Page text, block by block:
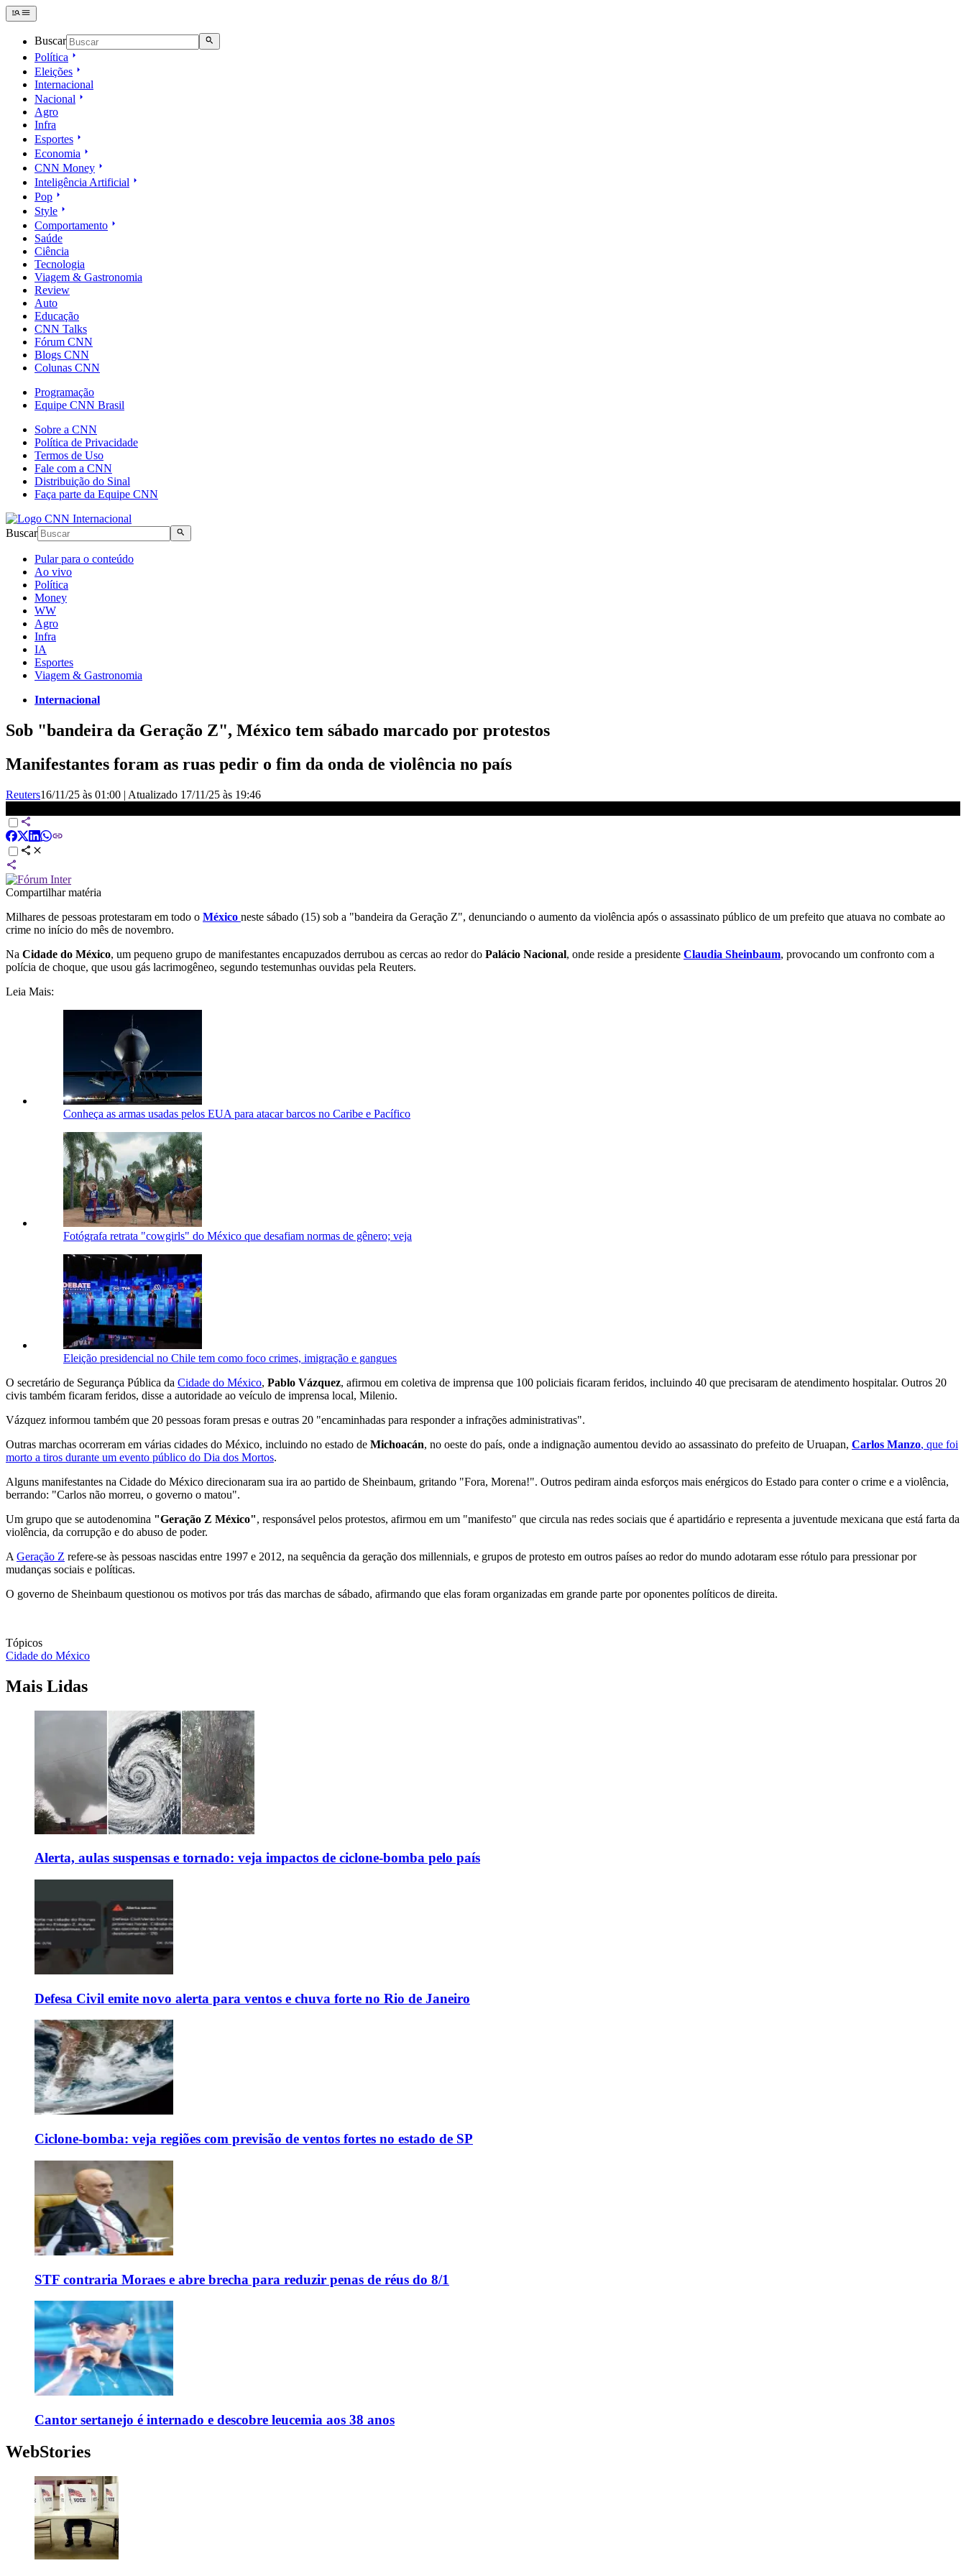
Buscar
Política
Eleições
Internacional
Nacional
Agro
Infra
Esportes
Economia
CNN Money
Inteligência Artificial
Pop
Style
Comportamento
Saúde
Ciência
Tecnologia
Viagem & Gastronomia
Review
Auto
Educação
CNN Talks
Fórum CNN
Blogs CNN
Colunas CNN
Programação
Equipe CNN Brasil
Sobre a CNN
Política de Privacidade
Termos de Uso
Fale com a CNN
Distribuição do Sinal
Faça parte da Equipe CNN
Buscar
Pular para o conteúdo
Ao vivo
Política
Money
WW
Agro
Infra
IA
Esportes
Viagem & Gastronomia
Internacional
Sob "bandeira da Geração Z", México tem sábado marcado por protestos
Manifestantes foram as ruas pedir o fim da onda de violência no país
Reuters16/11/25 às 01:00 | Atualizado 17/11/25 às 19:46
Compartilhar matéria
Milhares de pessoas protestaram em todo o México neste sábado (15) sob a "bandeira da Geração Z", denunciando o aumento da violência após o assassinato público de um prefeito que atuava no combate ao
crime no início do mês de novembro.
Na Cidade do México, um pequeno grupo de manifestantes encapuzados derrubou as cercas ao redor do Palácio Nacional, onde reside a presidente Claudia Sheinbaum, provocando um confronto com a
polícia de choque, que usou gás lacrimogêneo, segundo testemunhas ouvidas pela Reuters.
Leia Mais:
Conheça as armas usadas pelos EUA para atacar barcos no Caribe e Pacífico
Fotógrafa retrata "cowgirls" do México que desafiam normas de gênero; veja
Eleição presidencial no Chile tem como foco crimes, imigração e gangues
O secretário de Segurança Pública da Cidade do México, Pablo Vázquez, afirmou em coletiva de imprensa que 100 policiais ficaram feridos, incluindo 40 que precisaram de atendimento hospitalar. Outros 20
civis também ficaram feridos, disse a autoridade ao veículo de imprensa local, Milenio.
Vázquez informou também que 20 pessoas foram presas e outras 20 "encaminhadas para responder a infrações administrativas".
Outras marchas ocorreram em várias cidades do México, incluindo no estado de Michoacán, no oeste do país, onde a indignação aumentou devido ao assassinato do prefeito de Uruapan, Carlos Manzo, que foi
morto a tiros durante um evento público do Dia dos Mortos.
Alguns manifestantes na Cidade do México direcionaram sua ira ao partido de Sheinbaum, gritando "Fora, Morena!". Outros pediram ainda esforços mais enérgicos do Estado para conter o crime e a violência,
berrando: "Carlos não morreu, o governo o matou".
Um grupo que se autodenomina "Geração Z México", responsável pelos protestos, afirmou em um "manifesto" que circula nas redes sociais que é apartidário e representa a juventude mexicana que está farta da
violência, da corrupção e do abuso de poder.
A Geração Z refere-se às pessoas nascidas entre 1997 e 2012, na sequência da geração dos millennials, e grupos de protesto em outros países ao redor do mundo adotaram esse rótulo para pressionar por
mudanças sociais e políticas.
O governo de Sheinbaum questionou os motivos por trás das marchas de sábado, afirmando que elas foram organizadas em grande parte por oponentes políticos de direita.
Tópicos
Cidade do México
Mais Lidas
Alerta, aulas suspensas e tornado: veja impactos de ciclone-bomba pelo país
Defesa Civil emite novo alerta para ventos e chuva forte no Rio de Janeiro
Ciclone-bomba: veja regiões com previsão de ventos fortes no estado de SP
STF contraria Moraes e abre brecha para reduzir penas de réus do 8/1
Cantor sertanejo é internado e descobre leucemia aos 38 anos
WebStories